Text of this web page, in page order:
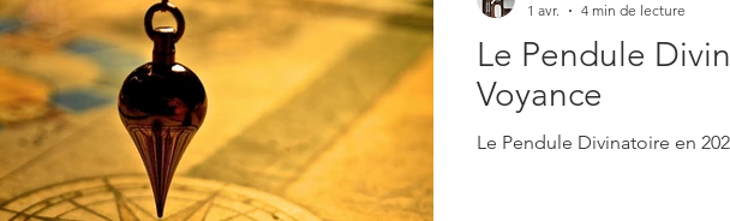
Oracledesmiroirs Cartomancie Oracles Février Mars Avril
des rêves Mai Voyance
Le Pendule
Voyance
Le Pendule Divinatoire en
1 avr.
4 min de lecture